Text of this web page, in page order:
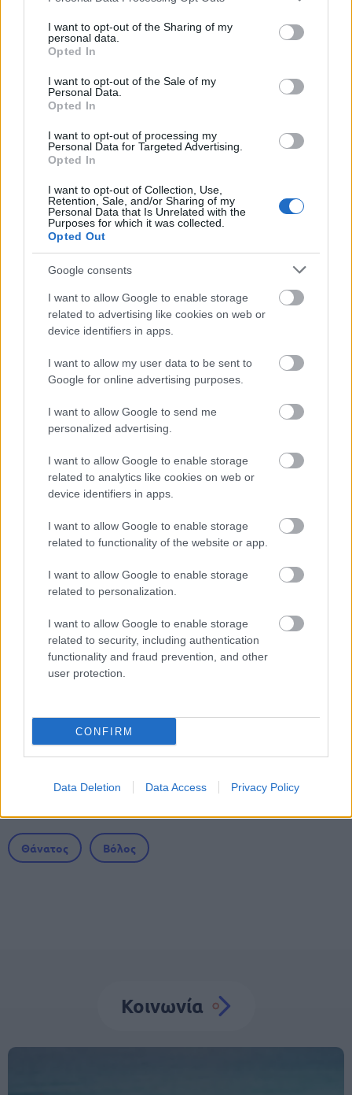
not limited to your visit or usage behaviour. You may click to
grant or deny consent to Google and its third-party tags to
use your data for below specified purposes in below Google
consent section.
I want to opt-out of the Sharing of my
personal data.
Opted In
I want to opt-out of the Sale of my
Personal Data.
Opted In
I want to opt-out of processing my
Personal Data for Targeted Advertising.
Opted In
I want to opt-out of Collection, Use,
Retention, Sale, and/or Sharing of my
Personal Data that Is Unrelated with the
Purposes for which it was collected.
Opted Out
Google consents
I want to allow Google to enable storage
related to advertising like cookies on web or
device identifiers in apps.
I want to allow my user data to be sent to
Google for online advertising purposes.
I want to allow Google to send me
personalized advertising.
I want to allow Google to enable storage
related to analytics like cookies on web or
device identifiers in apps.
I want to allow Google to enable storage
related to functionality of the website or app.
I want to allow Google to enable storage
related to personalization.
I want to allow Google to enable storage
related to security, including authentication
functionality and fraud prevention, and other
user protection.
CONFIRM
Data Deletion Data Access Privacy Policy
ΑΣΕΠ: Εξ αποστάσεως η πιο Εύκολη
Πιστοποίηση Υπολογιστών σε 2
μέρες
Μάθε πρώτος όλες τις σημαντικές
ειδήσεις.
Βάλε το proson.gr στα αποτελέσματα
αναζήτησης της Google
Δημοφιλείς Ειδήσεις
Τι σημαίνει η λέξη «ευκτός»
Τι σημαίνει η λέξη «ρίψασπις»
Τουρισμός για Όλους 2026: Ποιοι
μπορούν να κάνουν αίτηση σήμερα –
Voucher έως 600 ευρώ
Market Pass 2026: Επανέρχεται το
ενίσχυση
Θάνατος Βόλος
Κοινωνία